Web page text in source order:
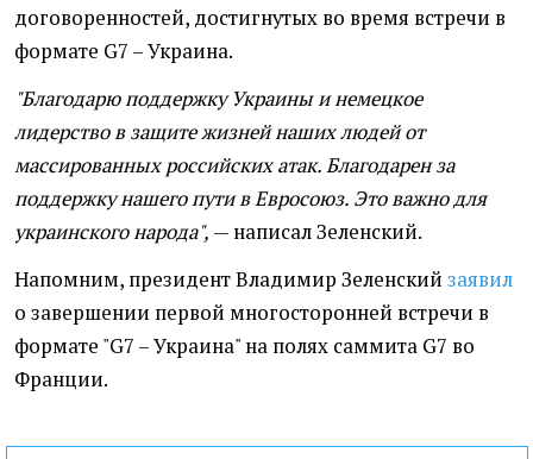
договоренностей, достигнутых во время встречи в
формате G7 – Украина.
"Благодарю поддержку Украины и немецкое
лидерство в защите жизней наших людей от
массированных российских атак. Благодарен за
поддержку нашего пути в Евросоюз. Это важно для
украинского народа", — написал Зеленский.
Напомним, президент Владимир Зеленский заявил
о завершении первой многосторонней встречи в
формате "G7 – Украина" на полях саммита G7 во
Франции.